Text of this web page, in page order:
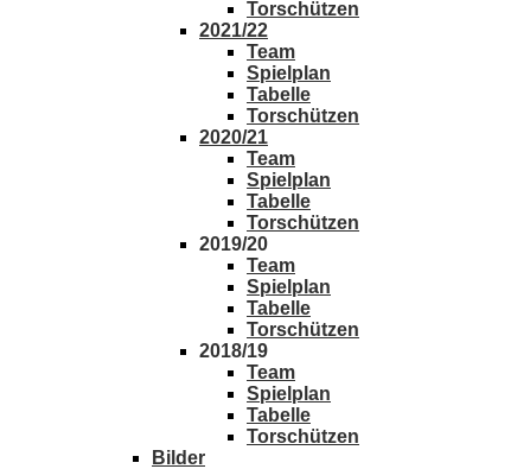
Torschützen
2021/22
Team
Spielplan
Tabelle
Torschützen
2020/21
Team
Spielplan
Tabelle
Torschützen
2019/20
Team
Spielplan
Tabelle
Torschützen
2018/19
Team
Spielplan
Tabelle
Torschützen
Bilder